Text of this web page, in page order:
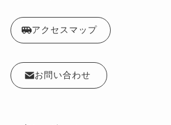
アクセスマップ
お問い合わせ